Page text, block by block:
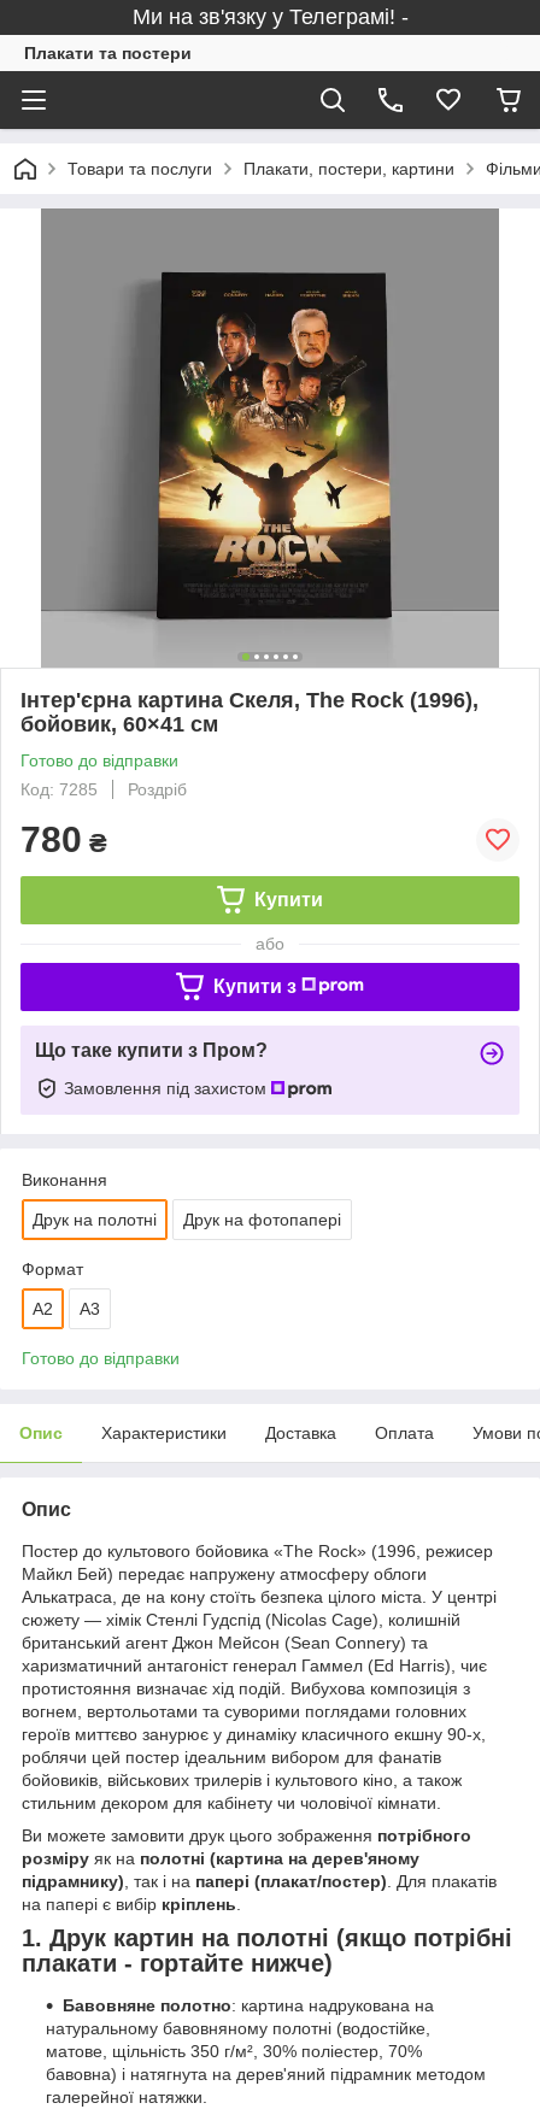
Ми на зв'язку у Телеграмі! -
Плакати та постери
Товари та послуги Плакати, постери, картини
Інтер'єрна картина Скеля, The Rock (1996),
бойовик, 60×41 см
Готово до відправки
Код: 7285
Роздріб
780 ₴
Купити
або
Купити з
Що таке купити з Пром?
Замовлення під захистом
Виконання
Друк на полотні Друк на фотопапері
Формат
A2 A3
Готово до відправки
Опис Характеристики Доставка Оплата Умови
Опис
Постер до культового бойовика «The Rock» (1996, режисер
Майкл Бей) передає напружену атмосферу облоги
Алькатраса, де на кону стоїть безпека цілого міста. У центрі
сюжету — хімік Стенлі Гудспід (Nicolas Cage), колишній
британський агент Джон Мейсон (Sean Connery) та
харизматичний антагоніст генерал Гаммел (Ed Harris), чиє
протистояння визначає хід подій. Вибухова композиція з
вогнем, вертольотами та суворими поглядами головних
героїв миттєво занурює у динаміку класичного екшну 90-х,
роблячи цей постер ідеальним вибором для фанатів
бойовиків, військових трилерів і культового кіно, а також
стильним декором для кабінету чи чоловічої кімнати.
Ви можете замовити друк цього зображення потрібного
розміру як на полотні (картина на дерев'яному
підрамнику) , так і на папері (плакат/постер) . Для плакатів
на папері є вибір кріплень
1. Друк картин на полотні (якщо потрібні
плакати - гортайте нижче)
Бавовняне полотно: картина надрукована на
натуральному бавовняному полотні (водостійке,
матове, щільність 350 г/м², 30% поліестер, 70%
бавовна) і натягнута на дерев'яний підрамник методом
галерейної натяжки.